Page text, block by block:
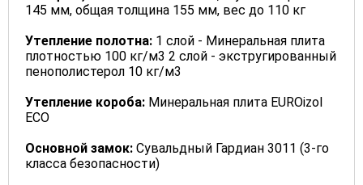
145 мм, общая толщина 155 мм, вес до 110 кг
Утепление полотна: 1 слой - Минеральная плита
плотностью 100 кг/м3 2 слой - экстругированный
пенополистерол 10 кг/м3
Утепление короба: Минеральная плита EUROizol
ECO
Основной замок: Сувальдный Гардиан 3011 (3-го
класса безопасности)